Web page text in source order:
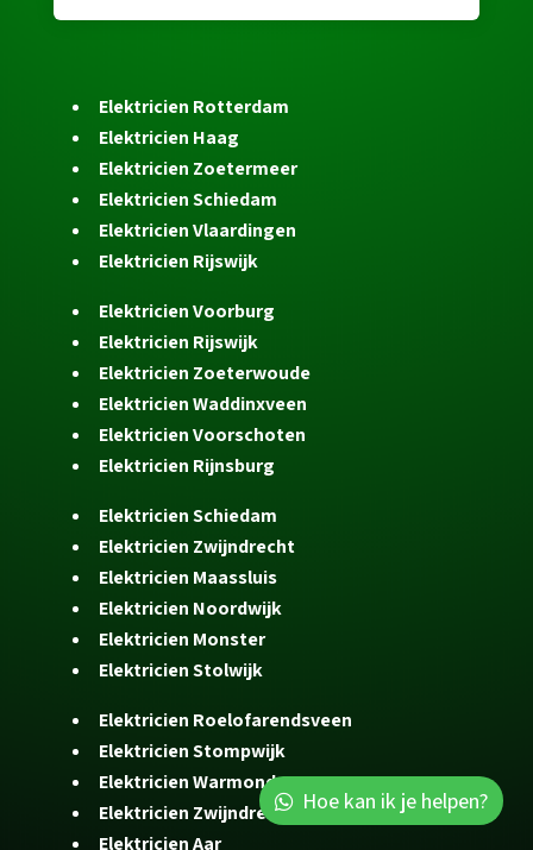
Elektricien Rotterdam
Elektricien Haag
Elektricien Zoetermeer
Elektricien Schiedam
Elektricien Vlaardingen
Elektricien Rijswijk
Elektricien Voorburg
Elektricien Rijswijk
Elektricien Zoeterwoude
Elektricien Waddinxveen
Elektricien Voorschoten
Elektricien Rijnsburg
Elektricien Schiedam
Elektricien Zwijndrecht
Elektricien Maassluis
Elektricien Noordwijk
Elektricien Monster
Elektricien Stolwijk
Elektricien Roelofarendsveen
Elektricien Stompwijk
Elektricien Warmond
Elektricien Zwijndrecht
Elektricien Aar
Hoe kan ik je helpen?